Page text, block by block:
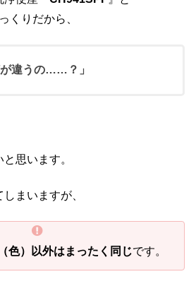
くりだから、
が違うの……？」
思います。
まいますが、
色）以外はまったく同じです。